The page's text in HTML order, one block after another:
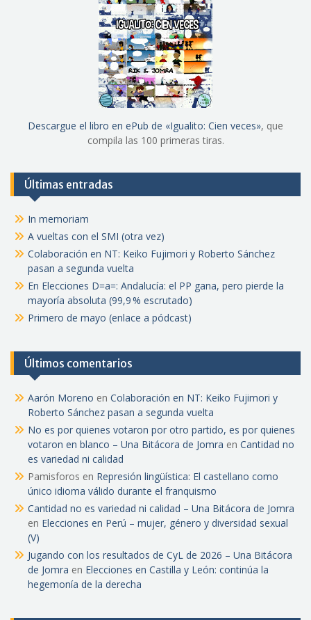
Descargue el libro en ePub de «Igualito: Cien veces», que
compila las 100 primeras tiras.
Últimas entradas
In memoriam
A vueltas con el SMI (otra vez)
Colaboración en NT: Keiko Fujimori y Roberto Sánchez
pasan a segunda vuelta
En Elecciones D=a=: Andalucía: el PP gana, pero pierde la
mayoría absoluta (99,9 % escrutado)
Primero de mayo (enlace a pódcast)
Últimos comentarios
Aarón Moreno en Colaboración en NT: Keiko Fujimori y
Roberto Sánchez pasan a segunda vuelta
No es por quienes votaron por otro partido, es por quienes
votaron en blanco – Una Bitácora de Jomra en Cantidad no
es variedad ni calidad
Pamisforos en Represión lingüística: El castellano como
único idioma válido durante el franquismo
Cantidad no es variedad ni calidad – Una Bitácora de Jomra
en Elecciones en Perú – mujer, género y diversidad sexual
(V)
Jugando con los resultados de CyL de 2026 – Una Bitácora
de Jomra en Elecciones en Castilla y León: continúa la
hegemonía de la derecha